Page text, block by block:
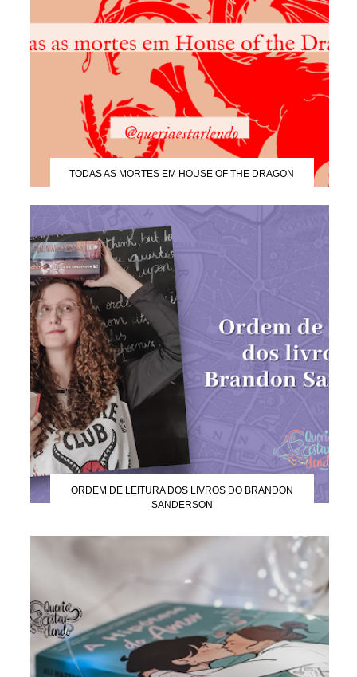
TODAS AS MORTES EM HOUSE OF THE DRAGON
ORDEM DE LEITURA DOS LIVROS DO BRANDON
SANDERSON